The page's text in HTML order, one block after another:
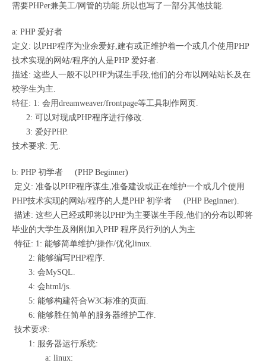
需要PHPer兼美工/网管的功能.所以也写了一部分其他技能.
a: PHP 爱好者
定义: 以PHP程序为业余爱好,建有或正维护着一个或几个使用PHP
技术实现的网站/程序的人是PHP 爱好者.
描述: 这些人一般不以PHP为谋生手段,他们的分布以网站站长及在
校学生为主.
特征: 1: 会用dreamweaver/frontpage等工具制作网页.
2: 可以对现成PHP程序进行修改.
3: 爱好PHP.
技术要求: 无.
b: PHP 初学者 (PHP Beginner)
定义: 准备以PHP程序谋生,准备建设或正在维护一个或几个使用
PHP技术实现的网站/程序的人是PHP 初学者 (PHP Beginner).
描述: 这些人已经或即将以PHP为主要谋生手段,他们的分布以即将
毕业的大学生及刚刚加入PHP 程序员行列的人为主
特征: 1: 能够简单维护/操作/优化linux.
2: 能够编写PHP程序.
3: 会MySQL.
4: 会html/js.
5: 能够构建符合W3C标准的页面.
6: 能够胜任简单的服务器维护工作.
技术要求:
1: 服务器运行系统:
a: linux: